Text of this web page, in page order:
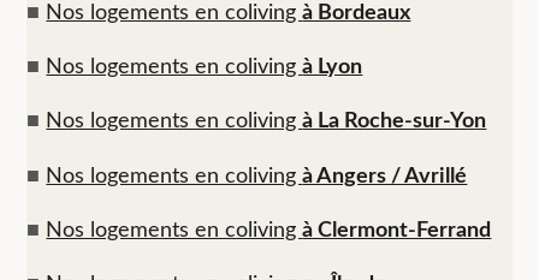
■ Nos logements en colivingà Bordeaux
■ Nos logements en colivingà Lyon
■ Nos logements en colivingà La Roche-sur-Yon
■ Nos logements en colivingà Angers / Avrillé
■ Nos logements en colivingà Clermont-Ferrand